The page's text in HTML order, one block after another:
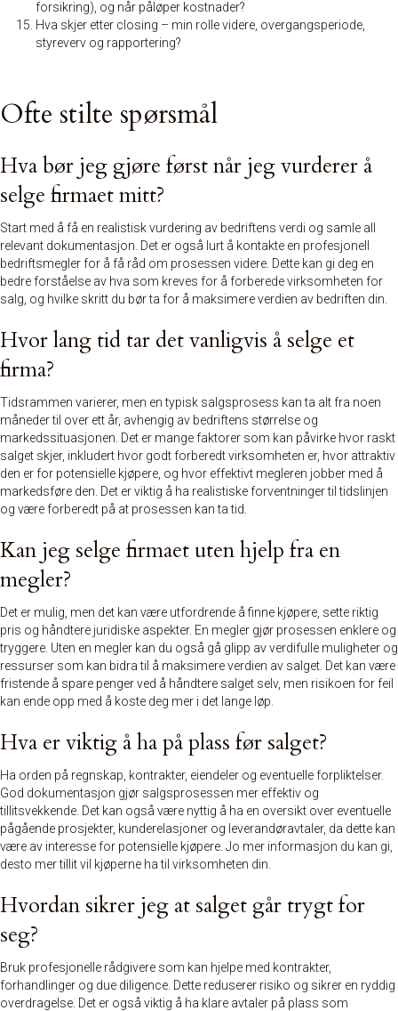
forsikring), og når påløper kostnader?
Hva skjer etter closing – min rolle videre, overgangsperiode,
styreverv og rapportering?
Ofte stilte spørsmål
Hva bør jeg gjøre først når jeg vurderer å
selge firmaet mitt?
Start med å få en realistisk vurdering av bedriftens verdi og samle all
relevant dokumentasjon. Det er også lurt å kontakte en profesjonell
bedriftsmegler for å få råd om prosessen videre. Dette kan gi deg en
bedre forståelse av hva som kreves for å forberede virksomheten for
salg, og hvilke skritt du bør ta for å maksimere verdien av bedriften din.
Hvor lang tid tar det vanligvis å selge et
firma?
Tidsrammen varierer, men en typisk salgsprosess kan ta alt fra noen
måneder til over ett år, avhengig av bedriftens størrelse og
markedssituasjonen. Det er mange faktorer som kan påvirke hvor raskt
salget skjer, inkludert hvor godt forberedt virksomheten er, hvor attraktiv
den er for potensielle kjøpere, og hvor effektivt megleren jobber med å
markedsføre den. Det er viktig å ha realistiske forventninger til tidslinjen
og være forberedt på at prosessen kan ta tid.
Kan jeg selge firmaet uten hjelp fra en
megler?
Det er mulig, men det kan være utfordrende å finne kjøpere, sette riktig
pris og håndtere juridiske aspekter. En megler gjør prosessen enklere og
tryggere. Uten en megler kan du også gå glipp av verdifulle muligheter og
ressurser som kan bidra til å maksimere verdien av salget. Det kan være
fristende å spare penger ved å håndtere salget selv, men risikoen for feil
kan ende opp med å koste deg mer i det lange løp.
Hva er viktig å ha på plass før salget?
Ha orden på regnskap, kontrakter, eiendeler og eventuelle forpliktelser.
God dokumentasjon gjør salgsprosessen mer effektiv og
tillitsvekkende. Det kan også være nyttig å ha en oversikt over eventuelle
pågående prosjekter, kunderelasjoner og leverandøravtaler, da dette kan
være av interesse for potensielle kjøpere. Jo mer informasjon du kan gi,
desto mer tillit vil kjøperne ha til virksomheten din.
Hvordan sikrer jeg at salget går trygt for
seg?
Bruk profesjonelle rådgivere som kan hjelpe med kontrakter,
forhandlinger og due diligence. Dette reduserer risiko og sikrer en ryddig
overdragelse. Det er også viktig å ha klare avtaler på plass som